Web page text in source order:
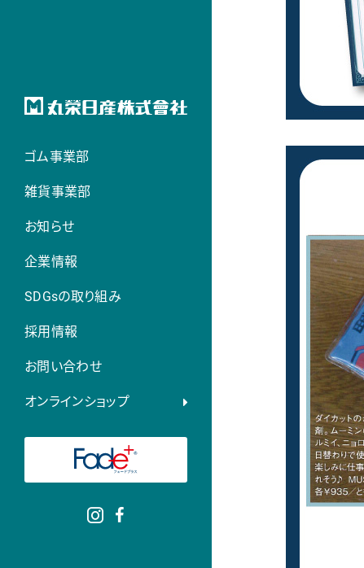
ゴム事業部
雑貨事業部
お知らせ
企業情報
SDGsの取り組み
採用情報
お問い合わせ
オンラインショップ